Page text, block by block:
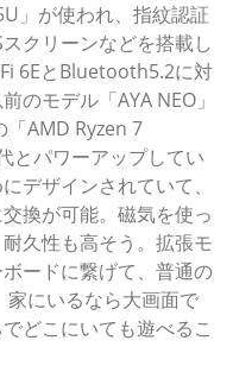
」が使われ、指紋認証
クリーンなどを搭載し
6EとBluetooth5.2に対
のモデル「AYA NEO」
AMD Ryzen 7
とパワーアップしてい
デザインされていて、
換が可能。磁気を使っ
久性も高そう。拡張モ
ードに繋げて、普通の
家にいるなら大画面で
どこにいても遊べるこ